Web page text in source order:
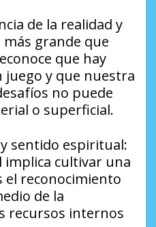
de la realidad y
más grande que
que hay
juego y que nuestra
no puede
o superficial.
sentido espiritual:
implica cultivar una
el reconocimiento
de la
recursos internos